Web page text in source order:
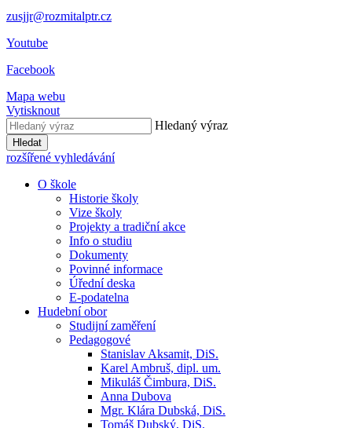
zusjjr@rozmitalptr.cz
Youtube
Facebook
Mapa webu
Vytisknout
Hledaný výraz
Hledat
rozšířené vyhledávání
O škole
Historie školy
Vize školy
Projekty a tradiční akce
Info o studiu
Dokumenty
Povinné informace
Úřední deska
E-podatelna
Hudební obor
Studijní zaměření
Pedagogové
Stanislav Aksamit, DiS.
Karel Ambruš, dipl. um.
Mikuláš Čimbura, DiS.
Anna Dubova
Mgr. Klára Dubská, DiS.
Tomáš Dubský, DiS.